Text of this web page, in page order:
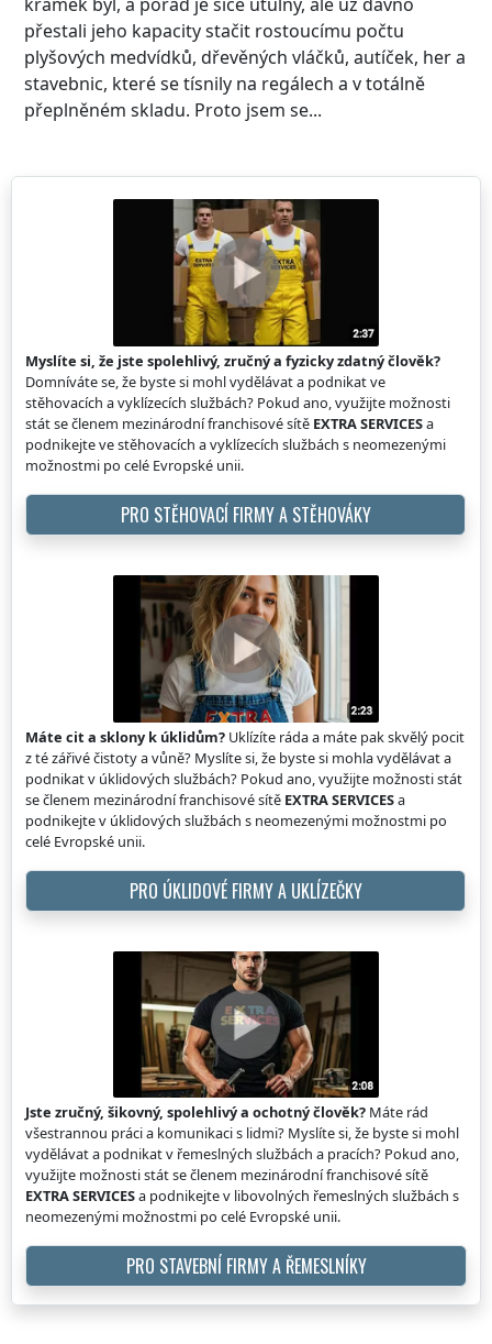
přestali jeho kapacity stačit rostoucímu počtu
plyšových medvídků, dřevěných vláčků, autíček, her a
stavebnic, které se tísnily na regálech a v totálně
přeplněném skladu. Proto jsem se...
Myslíte si, že jste spolehlivý, zručný a fyzicky zdatný člověk?
Domníváte se, že byste si mohl vydělávat a podnikat ve
stěhovacích a vyklízecích službách? Pokud ano, využijte možnosti
stát se členem mezinárodní franchisové sítě EXTRA SERVICESa
podnikejte ve stěhovacích a vyklízecích službách s neomezenými
možnostmi po celé Evropské unii.
PRO STĚHOVACÍ FIRMY A STĚHOVÁKY
Máte cit a sklony k úklidům? Uklízíte ráda a máte pak skvělý pocit
z té zářivé čistoty a vůně? Myslíte si, že byste si mohla vydělávat a
podnikat v úklidových službách? Pokud ano, využijte možnosti stát
se členem mezinárodní franchisové sítě EXTRA SERVICESa
podnikejte v úklidových službách s neomezenými možnostmi po
celé Evropské unii.
PRO ÚKLIDOVÉ FIRMY A UKLÍZEČKY
Jste zručný, šikovný, spolehlivý a ochotný člověk? Máte rád
všestrannou práci a komunikaci s lidmi? Myslíte si, že byste si mohl
vydělávat a podnikat v řemeslných službách a pracích? Pokud ano,
využijte možnosti stát se členem mezinárodní franchisové sítě
EXTRA SERVICESa podnikejte v libovolných řemeslných službách s
neomezenými možnostmi po celé Evropské unii.
PRO STAVEBNÍ FIRMY A ŘEMESLNÍKY